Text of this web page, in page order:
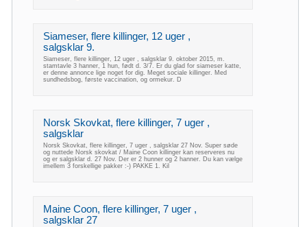
Siameser, flere killinger, 12 uger ,
salgsklar 9.
Siameser, flere killinger, 12 uger , salgsklar 9. oktober 2015, m.
stamtavle 3 hanner, 1 hun, født d. 3/7. Er du glad for siameser katte,
er denne annonce lige noget for dig. Meget sociale killinger. Med
sundhedsbog, første vaccination, og ormekur. D
Norsk Skovkat, flere killinger, 7 uger ,
salgsklar
Norsk Skovkat, flere killinger, 7 uger , salgsklar 27 Nov. Super søde
og nuttede Norsk skovkat / Maine Coon killinger kan reserveres nu
og er salgsklar d. 27 Nov. Der er 2 hunner og 2 hanner. Du kan vælge
imellem 3 forskellige pakker :-) PAKKE 1. Kil
Maine Coon, flere killinger, 7 uger ,
salgsklar 27